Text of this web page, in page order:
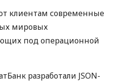
клиентам современные
мировых
под операционной
разработали JSON-